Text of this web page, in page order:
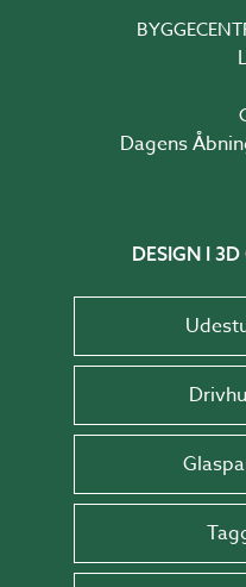
Dagens
DESIGN I 3D